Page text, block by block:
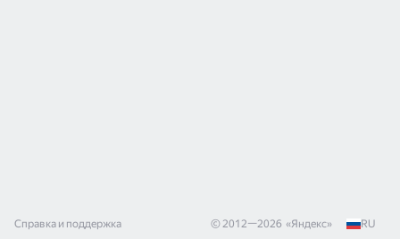
Справка и поддержка © 2012—2026 «Яндекс» RU